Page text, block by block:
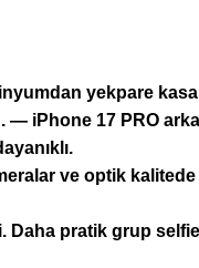
yekpare
— iPhone 17 PRO
ve optik
pratik grup